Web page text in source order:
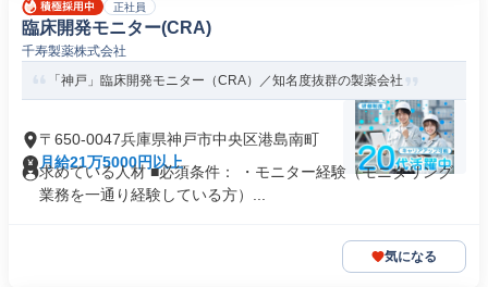
正社員
臨床開発モニター(CRA)
千寿製薬株式会社
「神戸」臨床開発モニター（CRA）／知名度抜群の製薬会社
〒650-0047兵庫県神戸市中央区港島南町
月給21万5000円以上
求めている人材 ■必須条件： ・モニター経験（モニタリング
業務を一通り経験している方）...
気になる